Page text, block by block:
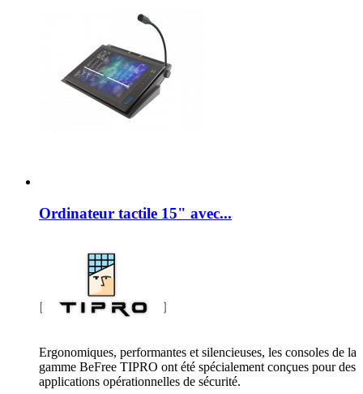
Ordinateur tactile 15" avec...
Ergonomiques, performantes et silencieuses, les consoles de la
gamme BeFree TIPRO ont été spécialement conçues pour des
applications opérationnelles de sécurité.